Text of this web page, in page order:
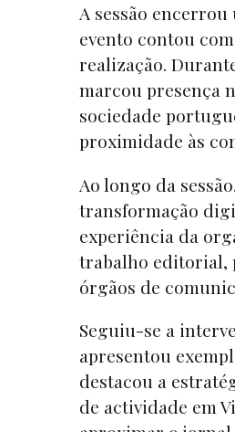
A sessão
evento contou
realização.
marcou presença
sociedade
proximidade às
Ao longo da
transformação
experiência da
trabalho editorial,
órgãos de
Seguiu-se a
apresentou
destacou a
de actividade em